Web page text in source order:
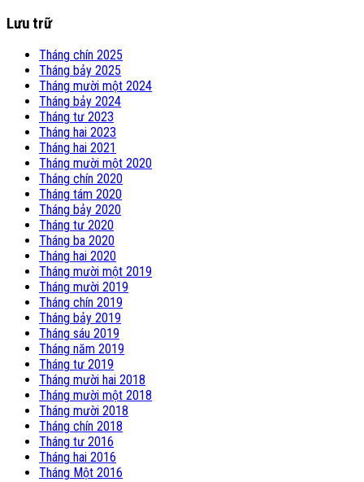
Lưu trữ
Tháng chín 2025
Tháng bảy 2025
Tháng mười một 2024
Tháng bảy 2024
Tháng tư 2023
Tháng hai 2023
Tháng hai 2021
Tháng mười một 2020
Tháng chín 2020
Tháng tám 2020
Tháng bảy 2020
Tháng tư 2020
Tháng ba 2020
Tháng hai 2020
Tháng mười một 2019
Tháng mười 2019
Tháng chín 2019
Tháng bảy 2019
Tháng sáu 2019
Tháng năm 2019
Tháng tư 2019
Tháng mười hai 2018
Tháng mười một 2018
Tháng mười 2018
Tháng chín 2018
Tháng tư 2016
Tháng hai 2016
Tháng Một 2016